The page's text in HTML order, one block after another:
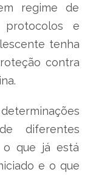
regime de
protocolos e
tenha
contra
diferentes
o que já está
e o que